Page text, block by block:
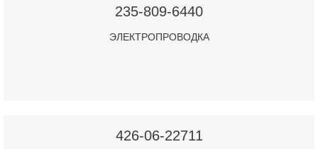
235-809-6440
ЭЛЕКТРОПРОВОДКА
426-06-22711